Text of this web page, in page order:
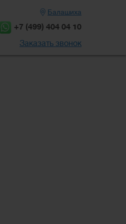
Балашиха
+7 (499) 404 04 10
Заказать звонок